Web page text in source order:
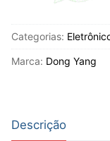
Categorias:
Marca: Dong Yang
Descrição